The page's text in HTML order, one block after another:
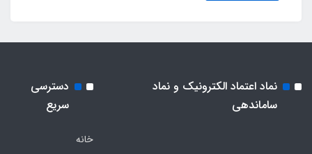
نماد اعتماد الکترونیک و نماد
ساماندهی
دسترسی
سریع
خانه